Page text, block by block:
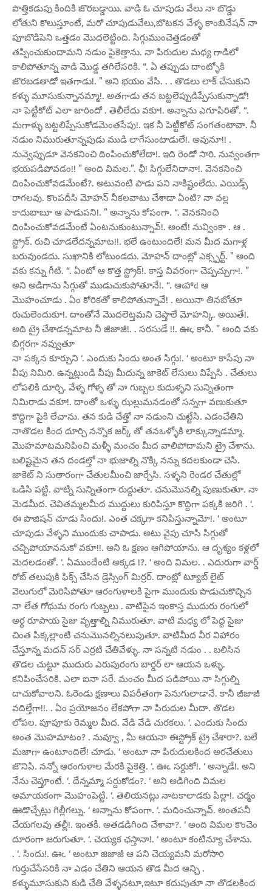
పొత్తికడుపు కిందికి జొరబడ్డాయి. వాడి ఓ చూపుడు వేలు నా బొడ్డు
లోతుని కొలుస్తూంటే, మరో చూపుడువేలు,బొటకన వేళ్ళ కాంబినేషన్ నా
పూబొడిపెని ఒత్తడం మొదలెట్టింది. సిగ్గుముంచెత్తడంతో
తప్పించుకుందామని నడుం పైకెత్తాను. నా పిరుదుల మధ్య గాడిలో
కాలిపోతూన్న వాడి మొడ్డ తగిలేసరికి. “. ఏ తప్పుడు దాంట్ళోకి
జొరబడతాడో ఇతగాడు!. ” అని భయం వేసి. . . తొడలు లాక్ చేసుకుని
కళ్ళు మూసుకున్నానమ్మా!. అతగాడు తన బట్టలెప్పుడిప్పేసుకున్నాడో!
నా పెట్టీకోట్ ఎలా జారిందో . తెలీలేదు వకూ!. అన్నాను ఎగూపిరితో. “.
మగాళ్ళు బట్టలిప్పేసుకోడమెంతసేపు!. ఇక నీ పెట్టీకోట్ సంగతంటావా. నీ
నడుం నిమురుతూన్నపుడు ముడి లాగేసుంటాడులే!. అవునూ!! .
నువ్వెప్పుడూ వెనకనించి దింపించుకోలేదా!. ఇది రెండో సారి. నువ్వంతగా
భయపడిపోవడం!! ” అంది విమల.”. ఛీ! సిగ్గులేనిదానా!. వెనకనించి
దింపించుకోవడమేంటే?. అటువంటి పాడు పని నాకిష్టంలేదు. ఎయిడ్స్
రాగలవు. కొంపదీసి మోహన్ నీకలవాటు చేశాడా ఏంటి? నా వల్ల
కాదుబాబూ ఆ పాడుపని!. ” అన్నాను కోపంగా. “. వెనకనించి
దింపించుకోవడమేంటే ఏంటనుకుంటున్నావ్!. అంటే! నువ్వింకా . ఆ .
స్ట్రోక్. రుచి చూడలేదన్నమాట!!. భలే ఉంటుందిలే! మన మీద మగాళ్ల
బరువుండదు. సుఖానికి లోటుండదు. మోహన్ దాంట్లో ఎక్స్పర్ట్. ” అంది
వకు కన్ను గీటి. “. ఏంటో ఆ కొత్త స్ట్రోక్!. కాస్త వివరంగా చెప్పచ్చుగా!. ”
అని అడిగాను సిగ్గుతో ముడుచుకుపోతూనే!. “. ఆఁహాఁ! ఆ
మొహంచూడు . ఏం కోరికతో కాలిపోతున్నావే! . అయినా తినబోతూ
రుచులెందుకూ!. దాంతోనే మొదలెట్తమని చెప్తాలే మోహన్కి. అయితే!.
అది ట్రై చేశాడన్నమాట నీ జీజాజీ!. . సరసుడే !!. ఊఁ, కానీ. ” అంది వకు
బిగ్గరగా నవ్వుతూ
నా పక్కన కూర్చుని ‘. ఎందుకు సిందు అంత సిగ్గు!. ‘ అంటూ కాసేపు నా
వీపు నిమిరి. ఉన్నట్లుండి వీపు మీదున్న జాకెట్ లేసులు విప్పేసి . చేతులు
లోపలికి దూర్చి. వేళ్ళ గోళ్ళ తో నా గుబ్బల కుదుళ్ళని సున్నితంగా
నిమిరాడు వకూ!. దాంతో ఒళ్ళు ఝల్లుమనడంతో సన్నగా వణుకుతూ
కొద్దిగా పైకి లేచాను. తన కుడి చేత్తో నా నడుంని చుట్టేసి. ఎడంచేతిని
నాతొడల కింద దూర్చి నన్నొక జర్క్ తో తనఒళ్ళోకి లాక్కున్నాడమ్మా.
మొహమాటమనిపించి మళ్ళీ మంచం మీద వాలిపోదామని ట్రై చేశాను.
బలిష్టమైన తన దండల్తో నా భుజాల్ని నొక్కి నన్ను కదలకుండా చెసి.
జాకెట్ ని సుతారంగా చేతులమీంచి జార్చేసి. సళ్ళని రెండర చేతుల్లో
ఒడిసి పట్టి. వాట్ని సున్నితంగా రుద్దుతూ. చనుమొనల్ని పుణుకుతూ. నా
మెడమీద. చెవితమ్మలమీద ముద్దులు కురిపిస్తూ కొద్దిగా పక్కకి జరిగి . ‘.
ఈ పొజిషన్ చూడు సిందు!. ఎంత చక్కగా కనిపిస్తున్నామో!. ‘ అంటూ
చూపుడు వేళ్ళని ముందుకు చాపాడు. అటు వైపు చూసి సిగ్గుతో
చచ్చిపోయాననుకో వకూ!!. అని ఓ క్షణం ఆగిపోయాను. ఆ దృశ్యం కళ్లలో
మెదలడంతో. ‘. ఏముందేంటి అక్కడ !?. ‘ అంది విమల. . ఎదురుగా వార్డ్
రోబ్ తలుపుకి ఫిక్స్ చేసిన డ్రెస్సింగ్ మిర్రర్. దాంట్లో ట్యూబ్ లైట్
వెలుగులో మెరిసిపోతూ ఆరంగుళాలకి పైగా ముందుకు పొడుచుకొచ్చిన
నా లేత గోధుమ రంగు గుబ్బలు . వాటిపైన ఇంకాస్త ముదురు రంగులో
అర్థ రూపాయ సైజు వృత్తాల్ని నిమురుతూ. వాటి మధ్య లో పెద్ద సైజు
చింత పిక్కల్లాంటి చనుమొనల్నినలుపుతూ. వాటిమీద వీర విహారం
చేస్తూన్న మదన్ సర్ ఎర్రటి చేతివేళ్ళు. నా సన్నటి నడుం . . బలిసిన
తొడల చుట్టూ ముదురు ఎరుపురంగు బార్డర్ లా ఆయన ఒళ్ళు.
కనిపించేసరికి. ఎలా ఐనా సరే. మంచం మీద పడిపోయి నా సిగ్గుల్ని
దాచుకోవాలని. ఓరెండు క్షణాలు విపరీతంగా పెనుగులాడానే. కానీ జీజాజీ
వదిల్తేగా!!. . ఏం ప్రయోజనం లేకపోగా నా పిరుదుల మీదా. తొడల
లోపల. పూపూకు రెమ్మల మీద. వేడి వేడి చురకలు. ‘. ఎందుకు సిందు
అంత మొహమాటం? . నువ్వూ , మీ ఆయనా ఈస్ట్రోక్ ట్రై చేశారా?. బలే
మజాగా ఉంటూందిలే! చూడు. ‘ అంటూ నా పిరుదులకింద అరచేతులు
జొనిపి. నన్నో ఆరంగుళాల మేరకి పైకెత్తి. ‘. ఊఁ. సర్దుకో!. ‘ అన్నాడే!. అని
నేను చెప్తూంటే. ‘. దేన్నమ్మా సర్దుకోడం?. ‘ అని అడిగింది విమల
అమాయకంగా మొహంపెట్టి. ‘. తెలియనట్లు నాటకాలాడకు పిల్లా!. చర్మం
ఊడొచ్చేట్లు గిల్లీగల్ను. ‘ అన్నాను కోపంగా. ‘. మదించున్నావ్. అంతపనీ
చేయగలవు తల్లీ!. ఇంతకీ. అతడడిగింది చేశావా?. ‘ అంది విమల కొంచెం
దూరంగా జరుగుతూ. ‘. చెయ్యక ఛస్తానా!. ‘ అంటూ కంటిన్యూ చేశాను.
. ‘. సిందు!. ఊఁ. ‘ అంటూ జిజాజీ ఆ పని చెయ్యమని మరోసారి
గుర్తుచేసేసరికి నా ఎడం చేతిని ఆయన తొడ మీద ఆన్చి .
కళ్ళుమూసుకుని కుడి చేతి వేళ్ళనటూ,ఇటూ కదుపుతూ నా తొడలకింద